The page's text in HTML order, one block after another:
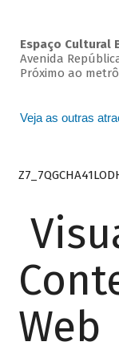
Espaço Cultural
Avenida
Próximo ao
Veja as outras
Web